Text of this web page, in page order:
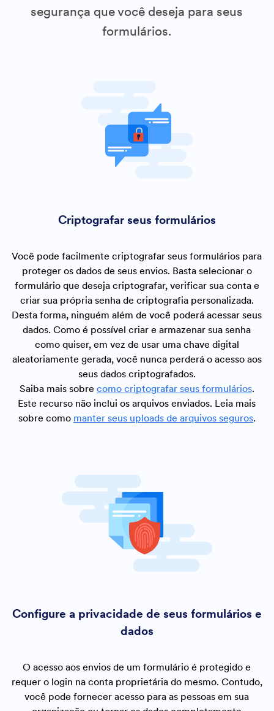
segurança que você deseja para seus
formulários.
Criptografar seus formulários
Você pode facilmente criptografar seus formulários para
proteger os dados de seus envios. Basta selecionar o
formulário que deseja criptografar, verificar sua conta e
criar sua própria senha de criptografia personalizada.
Desta forma, ninguém além de você poderá acessar seus
dados. Como é possível criar e armazenar sua senha
como quiser, em vez de usar uma chave digital
aleatoriamente gerada, você nunca perderá o acesso aos
seus dados criptografados.
Saiba mais sobre como criptografar seus formulários.
Este recurso não inclui os arquivos enviados. Leia mais
sobre como manter seus uploads de arquivos seguros.
Configure a privacidade de seus formulários e
dados
O acesso aos envios de um formulário é protegido e
requer o login na conta proprietária do mesmo. Contudo,
você pode fornecer acesso para as pessoas em sua